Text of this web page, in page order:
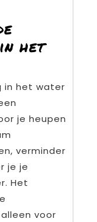
het
in het water
je heupen
verminder
je je
Het
voor